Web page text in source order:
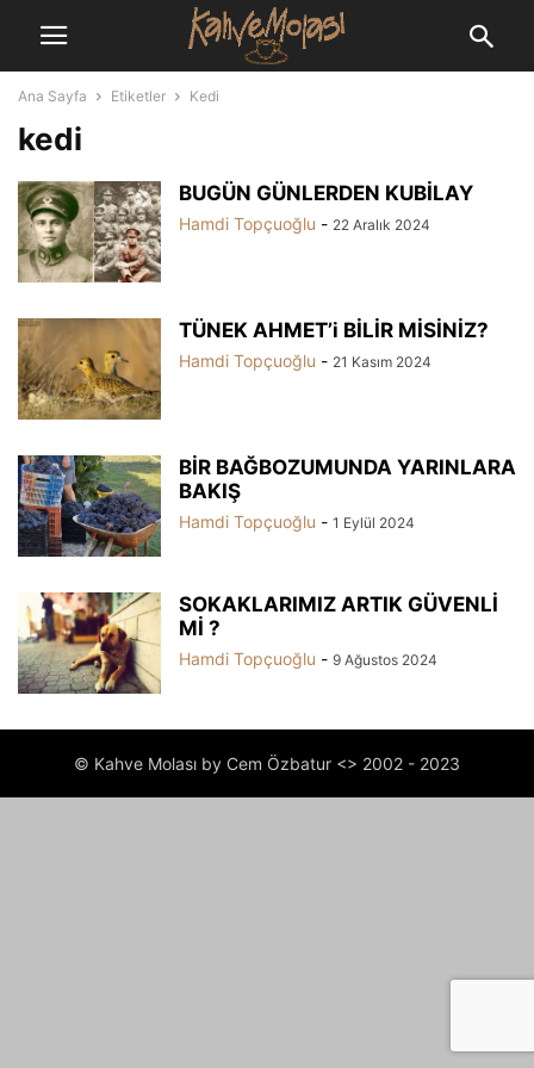
Ana Sayfa Etiketler Kedi
kedi
BUGÜN GÜNLERDEN KUBİLAY
Hamdi Topçuoğlu - 22 Aralık 2024
TÜNEK AHMET’i BİLİR MİSİNİZ?
Hamdi Topçuoğlu - 21 Kasım 2024
BİR BAĞBOZUMUNDA YARINLARA
BAKIŞ
Hamdi Topçuoğlu - 1 Eylül 2024
SOKAKLARIMIZ ARTIK GÜVENLİ
Mİ ?
Hamdi Topçuoğlu - 9 Ağustos 2024
© Kahve Molası by Cem Özbatur <> 2002 - 2023